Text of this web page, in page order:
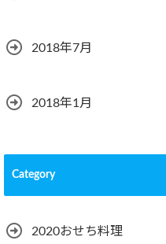
2018年7月
2018年1月
Category
2020おせち料理